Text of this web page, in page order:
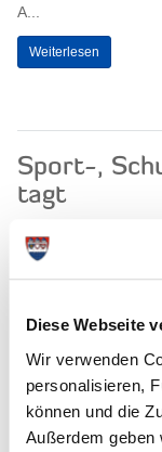
Diese Webseite
Wir verwenden
personalisieren,
können und die
Außerdem geben
A...
Weiterlesen
Sport-,
tagt
des Steinburger
Weiterlesen
Sitzung
Familie und